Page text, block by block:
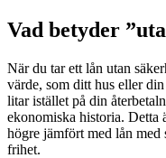
Vad betyder
När du tar ett lån utan
värde, som ditt hus eller
litar istället på din
ekonomiska historia. Detta
högre jämfört med lån med
frihet.